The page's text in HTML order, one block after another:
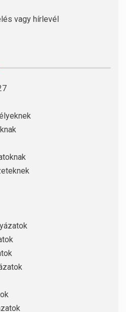
vagy hírlevél